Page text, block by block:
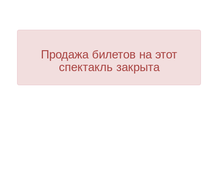
Продажа билетов на этот
спектакль закрыта